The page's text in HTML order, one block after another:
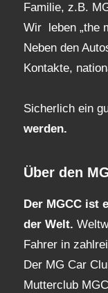
Familie, z.B.
Wir leben „the
Neben den
Kontakte,
Sicherlich ein
werden.
Über den
Der MGCC ist
der Welt.
Fahrer in
Der MG Car
Mutterclub